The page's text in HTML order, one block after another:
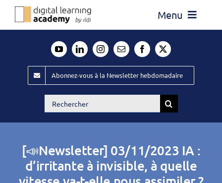
Passer
Menu
Évènements ILDI
Offres d’emploi
Publiez
Contact
Abonnez-vous à la Newsletter hebdomadaire
Rechercher:
[📣Newsletter] 03/11/2023 IA :
d’irritante à invisible, à quelle